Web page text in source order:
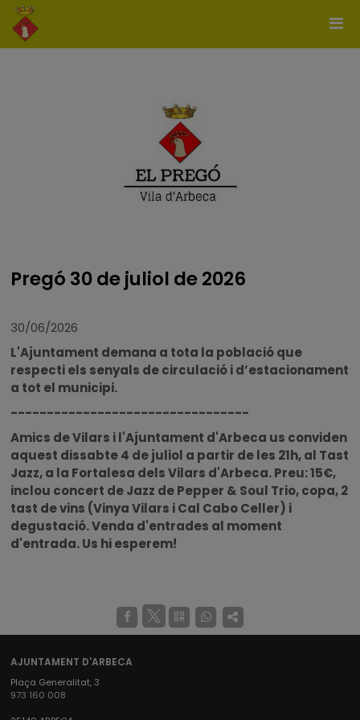
Pregó 30 de juliol de 2026
30/06/2026
L'Ajuntament demana a tota la població que
respecti els senyals de circulació i d’estacionament
a tot el municipi.
---------------------------------
Amics de Vilars i l'Ajuntament d'Arbeca us conviden
aquest dissabte 4 de juliol a partir de les 21h, al Tast
Jazz, a la Fortalesa dels Vilars d'Arbeca. Preu: 15€,
inclou concert de Jazz de Pepper & Soul Trio, copa, 2
tast de vins (Vinya Vilars i Cal Cabo Celler) i
degustació. Venda d'entrades al moment
d'entrada. Us hi esperem!
AJUNTAMENT D'ARBECA
Plaça Generalitat, 3
973 160 008